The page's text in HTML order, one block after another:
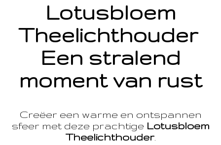
Lotusbloem
Theelichthouder
Een stralend
moment van rust
Creëer een warme en ontspannen
sfeer met deze prachtige Lotusbloem
Theelichthouder.